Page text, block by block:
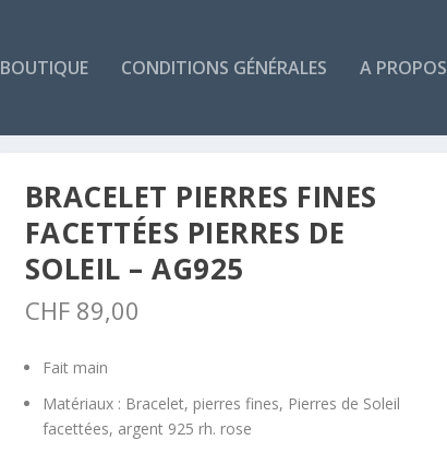
BOUTIQUE CONDITIONS GÉNÉRALES A PROPOS
BRACELET PIERRES FINES
FACETTÉES PIERRES DE
SOLEIL – AG925
CHF89,00
Fait main
Matériaux : Bracelet, pierres fines, Pierres de Soleil
facettées, argent 925 rh. rose